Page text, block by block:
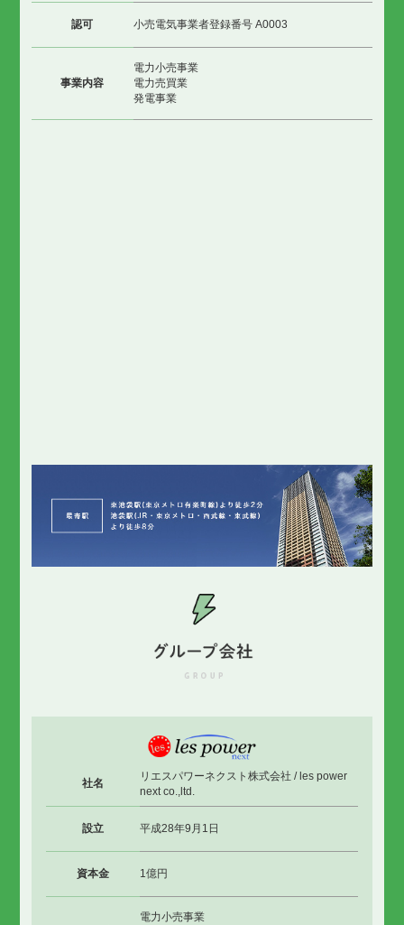
認可 小売電気事業者登録番号 A0003
事業内容
電力小売事業
電力売買業
発電事業
社名
リエスパワーネクスト株式会社 / les power
next co.,ltd.
設立 平成28年9月1日
資本金 1億円
電力小売事業